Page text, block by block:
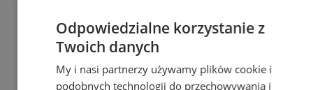
OGŁOSZENIA
OGŁOSZENIA
Dodaj ogłoszenie
POLECAMY
Protocol IT
Odpowiedzialne korzystanie z
Twoich danych
My i nasi partnerzy używamy plików cookie i
podobnych technologii do przechowywania i